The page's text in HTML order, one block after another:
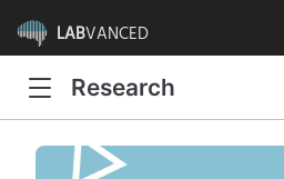
LABVANCED
Research